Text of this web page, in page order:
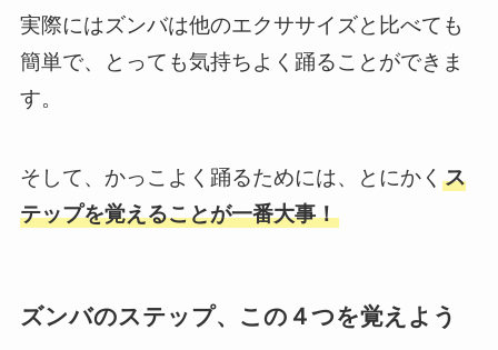
実際にはズンバは他のエクササイズと比べても
簡単で、とっても気持ちよく踊ることができま
す。
そして、かっこよく踊るためには、とにかく ス
テップを覚えることが一番大事！
ズンバのステップ、この４つを覚えよう